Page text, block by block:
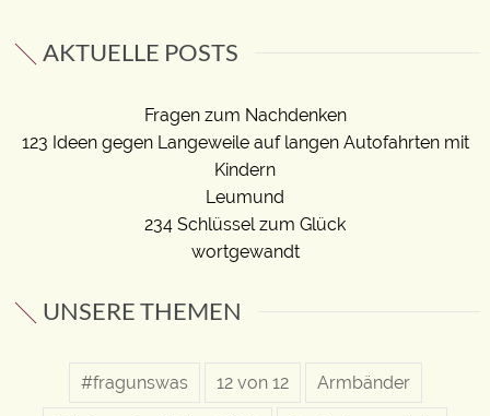
AKTUELLE POSTS
Fragen zum Nachdenken
123 Ideen gegen Langeweile auf langen Autofahrten mit
Kindern
Leumund
234 Schlüssel zum Glück
wortgewandt
UNSERE THEMEN
#fragunswas 12 von 12 Armbänder